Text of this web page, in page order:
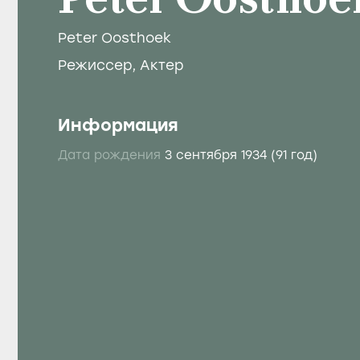
Peter Oosthoek
Режиссер, Актер
Информация
Дата рождения 3 сентября 1934 (91 год)